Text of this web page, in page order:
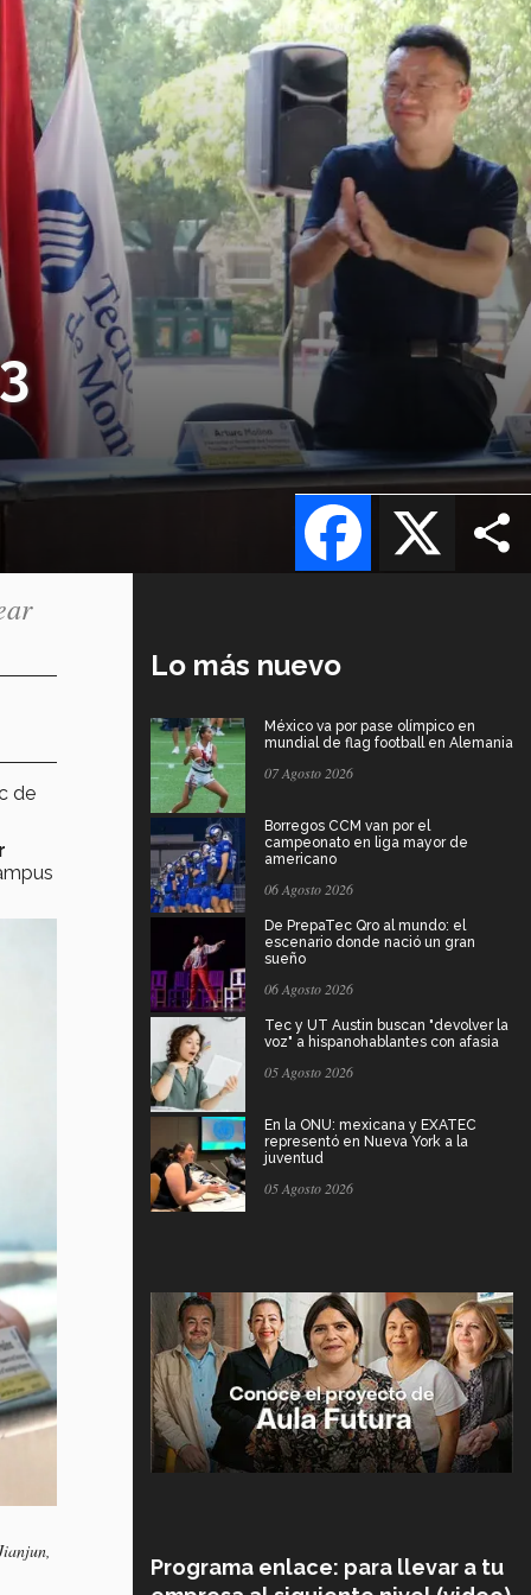
X
Facebook
de
Lo más nuevo
México va por pase olímpico en
mundial de flag football en Alemania
07 Agosto 2026
Borregos CCM van por el
campeonato en liga mayor de
americano
06 Agosto 2026
De PrepaTec Qro al mundo: el
escenario donde nació un gran
sueño
06 Agosto 2026
Tec y UT Austin buscan "devolver la
voz" a hispanohablantes con afasia
05 Agosto 2026
En la ONU: mexicana y EXATEC
representó en Nueva York a la
juventud
05 Agosto 2026
Programa enlace: para llevar a tu